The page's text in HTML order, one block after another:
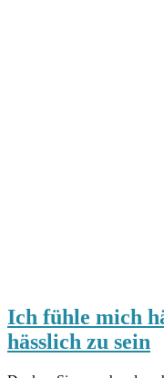
Ich fühle mich
hässlich zu sein